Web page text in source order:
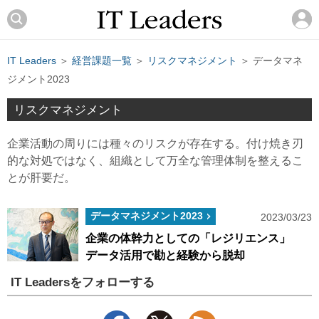
IT Leaders ＞ 経営課題一覧 ＞ リスクマネジメント
＞ データマネ
ジメント2023
リスクマネジメント
企業活動の周りには種々のリスクが存在する。付け焼き刃
的な対処ではなく、組織として万全な管理体制を整えるこ
とが肝要だ。
データマネジメント2023 2023/03/23
企業の体幹力としての「レジリエンス」
データ活用で勘と経験から脱却
IT Leadersをフォローする